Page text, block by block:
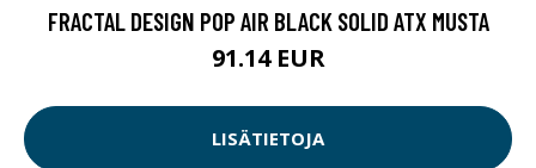
FRACTAL DESIGN POP AIR BLACK SOLID ATX MUSTA
91.14 EUR
LISÄTIETOJA